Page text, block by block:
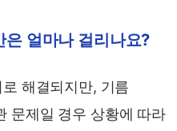
은 얼마나 걸리나요?
해결되지만, 기름
문제일 경우 상황에 따라